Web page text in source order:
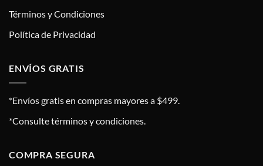
Términos y Condiciones
Política de Privacidad
ENVÍOS GRATIS
*Envíos gratis en compras mayores a $499.
*Consulte términos y condiciones.
COMPRA SEGURA